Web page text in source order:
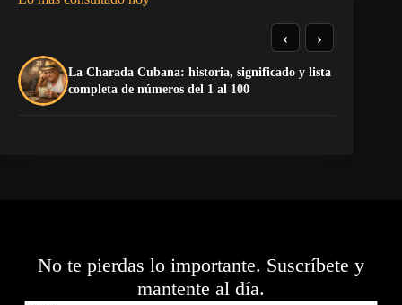
La Charada Cubana: historia, significado y lista
completa de números del 1 al 100
‹ ›
No te pierdas lo importante. Suscríbete y
mantente al día.